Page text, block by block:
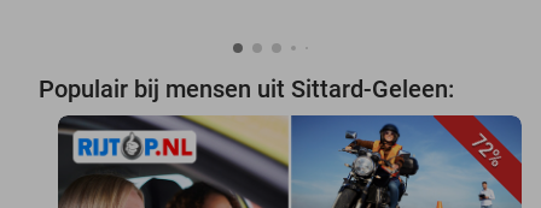
Populair bij mensen uit Sittard-Geleen:
72%